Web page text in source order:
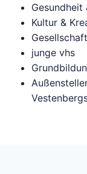
Gesundheit
Kultur &
junge vhs